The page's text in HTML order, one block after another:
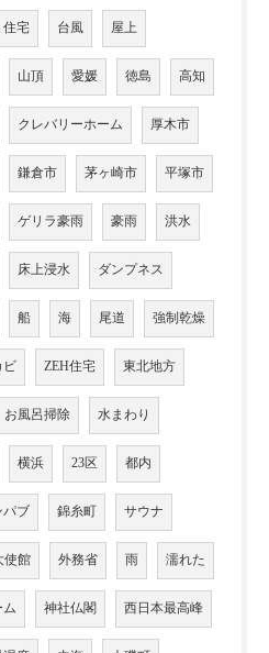
住宅 台風 屋上
山頂 愛媛 徳島 高知
クレバリーホーム 厚木市
鎌倉市 茅ヶ崎市 平塚市
ゲリラ豪雨 豪雨 洪水
床上浸水 ダンプネス
船 海 尾道 強制乾燥
ビ ZEH住宅 東北地方
お風呂掃除 水まわり
横浜 23区 都内
パブ 錦糸町 サウナ
使館 外務省 雨 濡れた
ム 神社仏閣 西日本最高峰